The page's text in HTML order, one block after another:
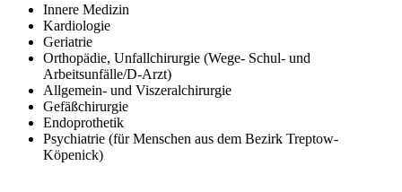
Innere Medizin
Kardiologie
Geriatrie
Orthopädie, Unfallchirurgie (Wege- Schul- und
Arbeitsunfälle/D-Arzt)
Allgemein- und Viszeralchirurgie
Gefäßchirurgie
Endoprothetik
Psychiatrie (für Menschen aus dem Bezirk Treptow-
Köpenick)